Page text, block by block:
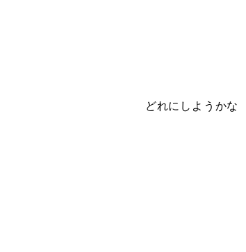
どれにしようかな